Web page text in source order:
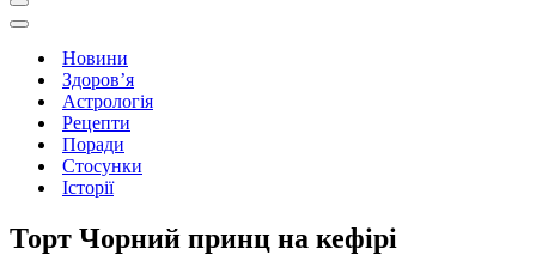
Меню
навігації
Меню
навігаціїНовини
Здоров’я
Астрологія
Рецепти
Поради
Стосунки
Історії
Торт Чорний принц на кефірі